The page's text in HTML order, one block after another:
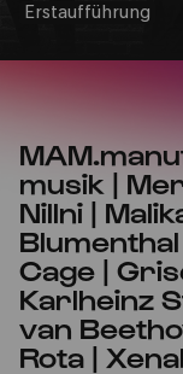
Erstaufführung
musik |
Nillni |
Cage |
Karlheinz
van
Rota |